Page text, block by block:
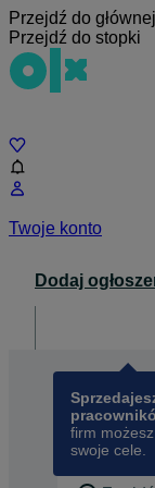
Przejdź do
Przejdź do stopki
Twoje konto
Dodaj
firm
swoje cele.